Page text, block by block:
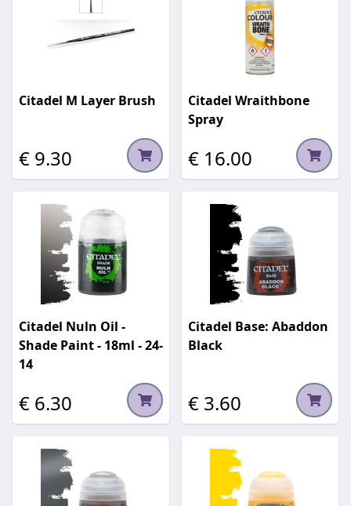
Citadel M Layer Brush
€ 9.30
Citadel Wraithbone
Spray
€ 16.00
Citadel Nuln Oil -
Shade Paint - 18ml - 24-
14
€ 6.30
Citadel Base: Abaddon
Black
€ 3.60